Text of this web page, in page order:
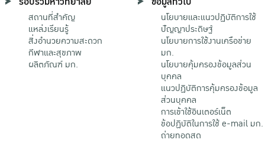
สถานที่สำคัญ
แหล่งเรียนรู้
สิ่งอำนวยความสะดวก
กีฬาและสุขภาพ
ผลิตภัณฑ์ มก.
นโยบายและแนวปฏิบัติการใช้
ปัญญาประดิษฐ์
นโยบายการใช้งานเครือข่าย
มก.
นโยบายคุ้มครองข้อมูลส่วน
บุคคล
แนวปฏิบัติการคุ้มครองข้อมูล
ส่วนบุคคล
การเข้าใช้อินเตอร์เน็ต
ข้อปฏิบัติในการใช้ e-mail มก.
ถ่ายทอดสด